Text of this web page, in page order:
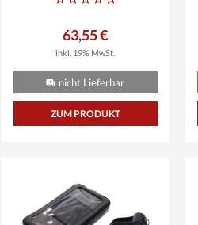
63,55 €
inkl. 19% MwSt.
nicht Lieferbar
ZUM PRODUKT